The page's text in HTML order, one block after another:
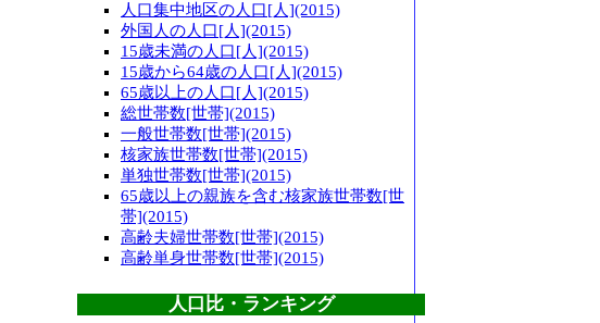
人口集中地区の人口[人](2015)
外国人の人口[人](2015)
15歳未満の人口[人](2015)
15歳から64歳の人口[人](2015)
65歳以上の人口[人](2015)
総世帯数[世帯](2015)
一般世帯数[世帯](2015)
核家族世帯数[世帯](2015)
単独世帯数[世帯](2015)
65歳以上の親族を含む核家族世帯数[世
帯](2015)
高齢夫婦世帯数[世帯](2015)
高齢単身世帯数[世帯](2015)
人口比・ランキング